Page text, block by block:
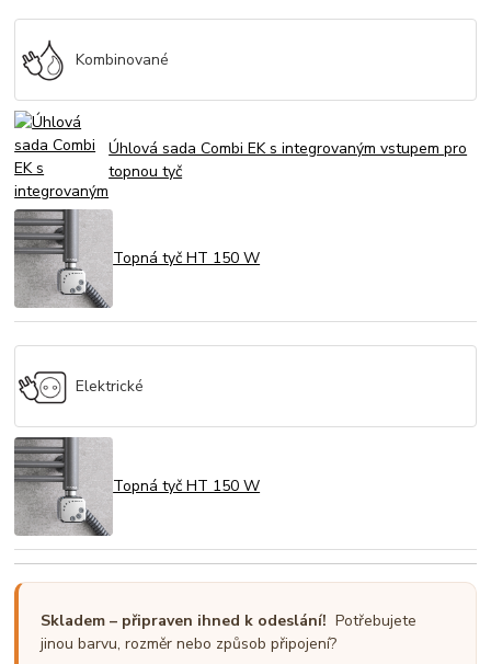
Kombinované
Úhlová sada Combi EK s integrovaným vstupem pro
topnou tyč
Topná tyč HT 150 W
Elektrické
Topná tyč HT 150 W
Skladem – připraven ihned k odeslání! Potřebujete
jinou barvu, rozměr nebo způsob připojení?